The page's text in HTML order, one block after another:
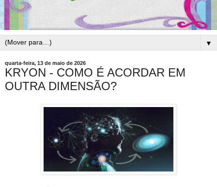
▼
quarta-feira, 13 de maio de 2026
KRYON - COMO É ACORDAR EM
OUTRA DIMENSÃO?